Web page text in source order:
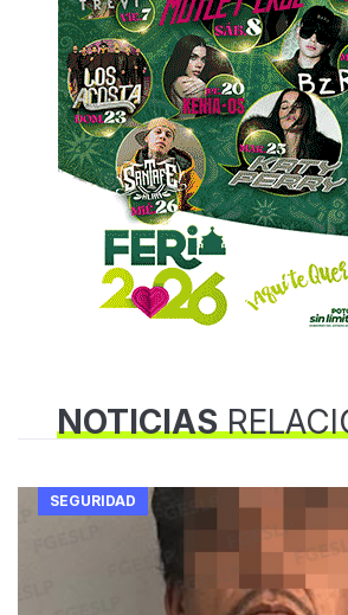
NOTICIAS
SEGURIDAD